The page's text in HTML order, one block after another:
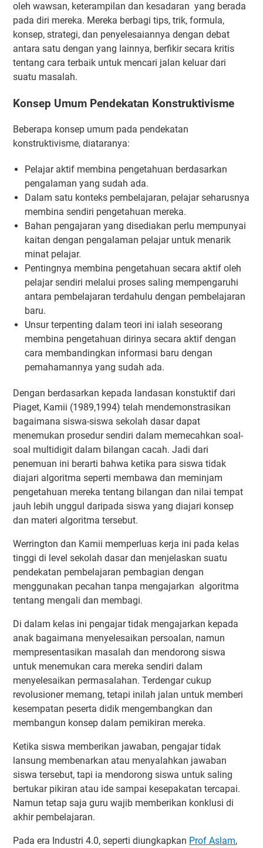
oleh wawsan, keterampilan dan kesadaran yang berada
pada diri mereka. Mereka berbagi tips, trik, formula,
konsep, strategi, dan penyelesaiannya dengan debat
antara satu dengan yang lainnya, berfikir secara kritis
tentang cara terbaik untuk mencari jalan keluar dari
suatu masalah.
Konsep Umum Pendekatan Konstruktivisme
Beberapa konsep umum pada pendekatan
konstruktivisme, diataranya:
Pelajar aktif membina pengetahuan berdasarkan
pengalaman yang sudah ada.
Dalam satu konteks pembelajaran, pelajar seharusnya
membina sendiri pengetahuan mereka.
Bahan pengajaran yang disediakan perlu mempunyai
kaitan dengan pengalaman pelajar untuk menarik
minat pelajar.
Pentingnya membina pengetahuan secara aktif oleh
pelajar sendiri melalui proses saling mempengaruhi
antara pembelajaran terdahulu dengan pembelajaran
baru.
Unsur terpenting dalam teori ini ialah seseorang
membina pengetahuan dirinya secara aktif dengan
cara membandingkan informasi baru dengan
pemahamannya yang sudah ada.
Dengan berdasarkan kepada landasan konstuktif dari
Piaget, Kamii (1989,1994) telah mendemonstrasikan
bagaimana siswa-siswa sekolah dasar dapat
menemukan prosedur sendiri dalam memecahkan soal-
soal multidigit dalam bilangan cacah. Jadi dari
penemuan ini berarti bahwa ketika para siswa tidak
diajari algoritma seperti membawa dan meminjam
pengetahuan mereka tentang bilangan dan nilai tempat
jauh lebih unggul daripada siswa yang diajari konsep
dan materi algoritma tersebut.
Werrington dan Kamii memperluas kerja ini pada kelas
tinggi di level sekolah dasar dan menjelaskan suatu
pendekatan pembelajaran pembagian dengan
menggunakan pecahan tanpa mengajarkan algoritma
tentang mengali dan membagi.
Di dalam kelas ini pengajar tidak mengajarkan kepada
anak bagaimana menyelesaikan persoalan, namun
mempresentasikan masalah dan mendorong siswa
untuk menemukan cara mereka sendiri dalam
menyelesaikan permasalahan. Terdengar cukup
revolusioner memang, tetapi inilah jalan untuk memberi
kesempatan peserta didik mengembangkan dan
membangun konsep dalam pemikiran mereka.
Ketika siswa memberikan jawaban, pengajar tidak
lansung membenarkan atau menyalahkan jawaban
siswa tersebut, tapi ia mendorong siswa untuk saling
bertukar pikiran atau ide sampai kesepakatan tercapai.
Namun tetap saja guru wajib memberikan konklusi di
akhir pembelajaran.
Pada era Industri 4.0, seperti diungkapkan Prof Aslam,